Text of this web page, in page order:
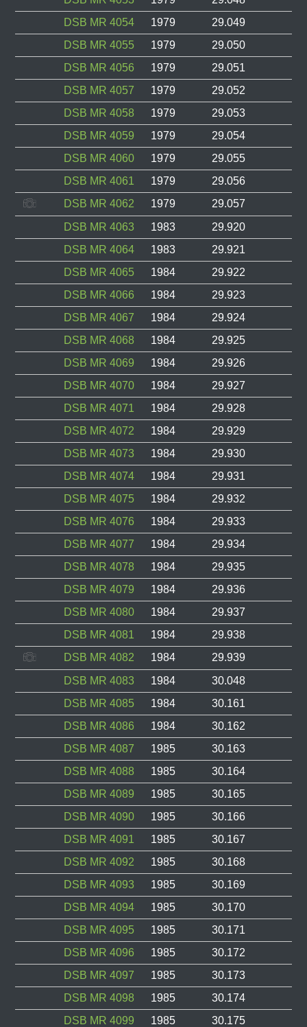
DSB MR 4054
1979
29.049
DSB MR 4055
1979
29.050
DSB MR 4056
1979
29.051
DSB MR 4057
1979
29.052
DSB MR 4058
1979
29.053
DSB MR 4059
1979
29.054
DSB MR 4060
1979
29.055
DSB MR 4061
1979
29.056
DSB MR 4062
1979
29.057
DSB MR 4063
1983
29.920
DSB MR 4064
1983
29.921
DSB MR 4065
1984
29.922
DSB MR 4066
1984
29.923
DSB MR 4067
1984
29.924
DSB MR 4068
1984
29.925
DSB MR 4069
1984
29.926
DSB MR 4070
1984
29.927
DSB MR 4071
1984
29.928
DSB MR 4072
1984
29.929
DSB MR 4073
1984
29.930
DSB MR 4074
1984
29.931
DSB MR 4075
1984
29.932
DSB MR 4076
1984
29.933
DSB MR 4077
1984
29.934
DSB MR 4078
1984
29.935
DSB MR 4079
1984
29.936
DSB MR 4080
1984
29.937
DSB MR 4081
1984
29.938
DSB MR 4082
1984
29.939
DSB MR 4083
1984
30.048
DSB MR 4085
1984
30.161
DSB MR 4086
1984
30.162
DSB MR 4087
1985
30.163
DSB MR 4088
1985
30.164
DSB MR 4089
1985
30.165
DSB MR 4090
1985
30.166
DSB MR 4091
1985
30.167
DSB MR 4092
1985
30.168
DSB MR 4093
1985
30.169
DSB MR 4094
1985
30.170
DSB MR 4095
1985
30.171
DSB MR 4096
1985
30.172
DSB MR 4097
1985
30.173
DSB MR 4098
1985
30.174
DSB MR 4099
1985 30.175